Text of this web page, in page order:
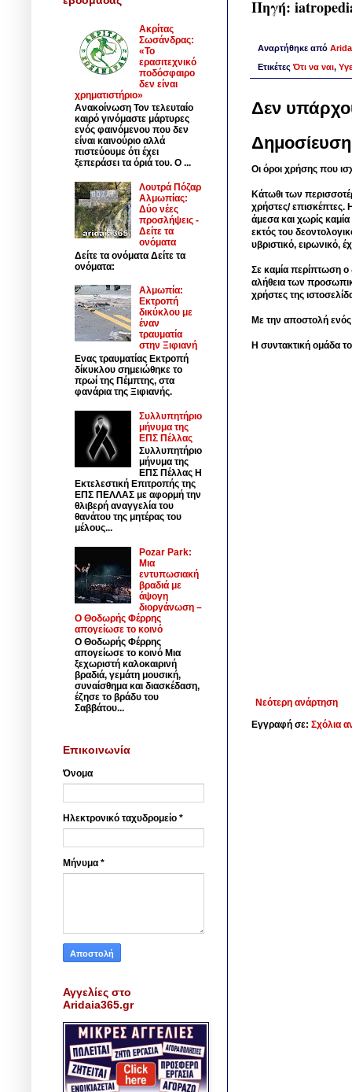
Πηγή:
Αναρτήθηκε από
ΕτικέτεςΌτι να ναι,
Δεν
Οι όροι χρήσης που
Κάτωθι των
χρήστες/ επισκέπτες.
άμεσα και χωρίς
εκτός του
υβριστικό, ειρωνικό,
Σε καμία περίπτωση ο
αλήθεια των
χρήστες της
Με την αποστολή
Η συντακτική ομάδα
Νεότερη ανάρτηση
Εγγραφή σε: Σχόλια
Ακρίτας
Σωσάνδρας:
«Το
ερασιτεχνικό
ποδόσφαιρο
δεν είναι
χρηματιστήριο»
Ανακοίνωση Τον τελευταίο
καιρό γινόμαστε μάρτυρες
ενός φαινόμενου που δεν
είναι καινούριο αλλά
πιστεύουμε ότι έχει
ξεπεράσει τα όριά του. Ο ...
Λουτρά Πόζαρ
Αλμωπίας:
Δύο νέες
προσλήψεις -
Δείτε τα
ονόματα
Δείτε τα ονόματα Δείτε τα
ονόματα:
Αλμωπία:
Εκτροπή
δικύκλου με
έναν
τραυματία
στην Ξιφιανή
Ενας τραυματίας Εκτροπή
δίκυκλου σημειώθηκε το
πρωί της Πέμπτης, στα
φανάρια της Ξιφιανής.
Συλλυπητήριο
μήνυμα της
ΕΠΣ Πέλλας
Συλλυπητήριο
μήνυμα της
ΕΠΣ Πέλλας Η
Εκτελεστική Επιτροπής της
ΕΠΣ ΠΕΛΛΑΣ με αφορμή την
θλιβερή αναγγελία του
θανάτου της μητέρας του
μέλους...
Pozar Park:
Μια
εντυπωσιακή
βραδιά με
άψογη
διοργάνωση –
Ο Θοδωρής Φέρρης
απογείωσε το κοινό
Ο Θοδωρής Φέρρης
απογείωσε το κοινό Μια
ξεχωριστή καλοκαιρινή
βραδιά, γεμάτη μουσική,
συναίσθημα και διασκέδαση,
έζησε το βράδυ του
Σαββάτου...
Επικοινωνία
Όνομα
Ηλεκτρονικό ταχυδρομείο *
Μήνυμα *
Αγγελίες στο
Aridaia365.gr